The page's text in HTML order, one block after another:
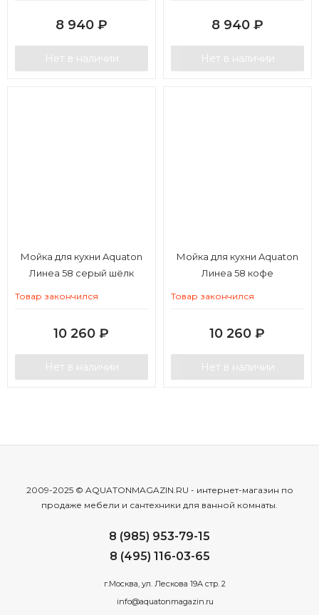
8 940 ₽
Нет в наличии
8 940 ₽
Нет в наличии
Мойка для кухни Aquaton
Линеа 58 серый шёлк
Товар закончился
10 260 ₽
Нет в наличии
Мойка для кухни Aquaton
Линеа 58 кофе
Товар закончился
10 260 ₽
Нет в наличии
2009-2025 © AQUATONMAGAZIN.RU - интернет-магазин по
продаже мебели и сантехники для ванной комнаты.
8 (985) 953-79-15
8 (495) 116-03-65
г.Москва, ул. Лескова 19А стр. 2
info@aquatonmagazin.ru